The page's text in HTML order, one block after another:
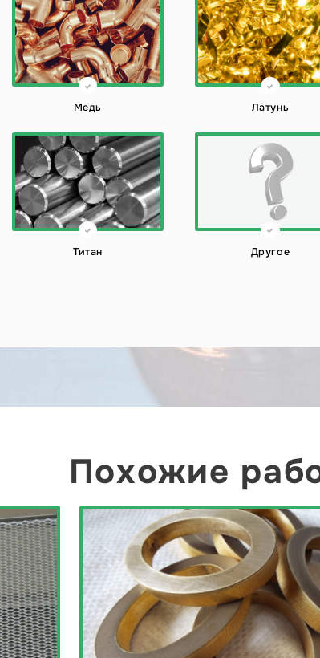
Медь Латунь
Титан Другое
Похожие